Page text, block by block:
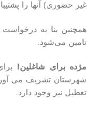
غیر حضوری) آنها را
همچنین بنا به درخواست
تامین می‌شود.
مژده برای شاغلین!
شهرستان تشریف می
تعطیل نیز وجود دارد.